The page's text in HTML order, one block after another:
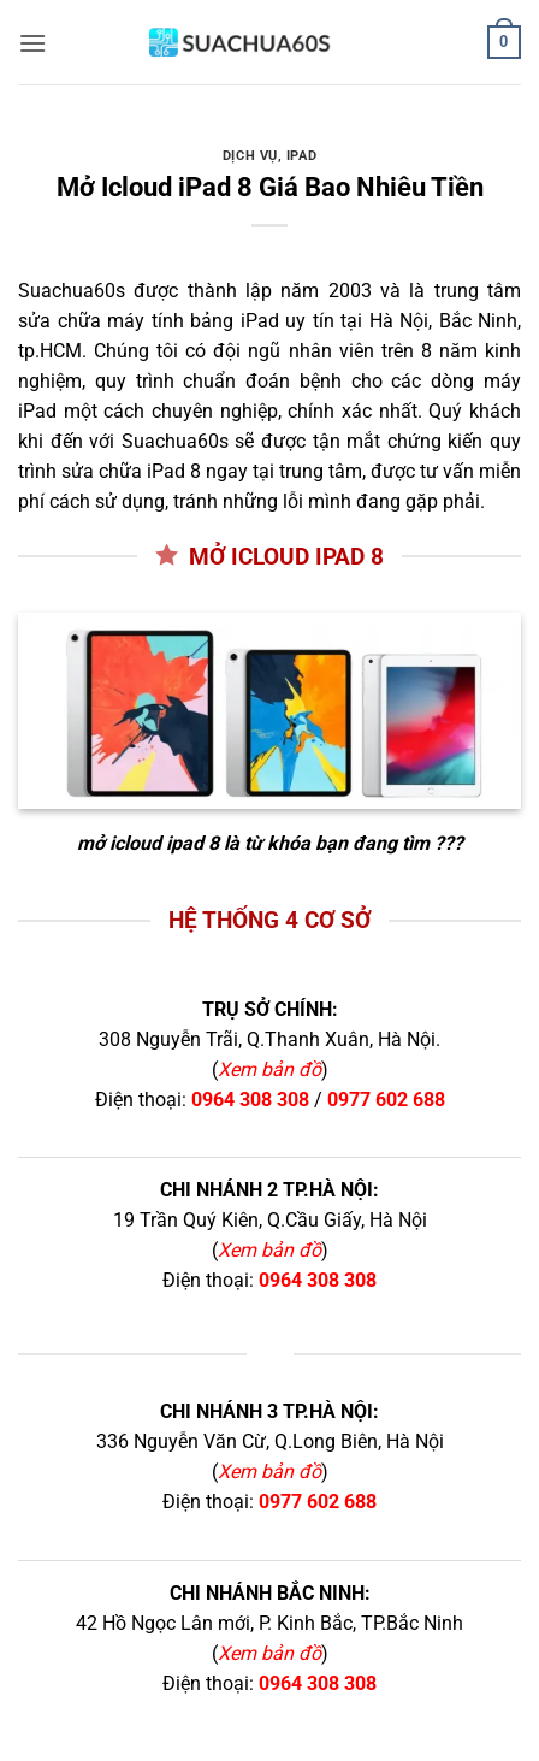
qua
0
DỊCH VỤ, IPAD
Mở Icloud iPad 8 Giá Bao Nhiêu Tiền
Suachua60s được thành lập năm 2003 và là trung tâm
sửa chữa máy tính bảng iPad uy tín tại Hà Nội, Bắc Ninh,
tp.HCM. Chúng tôi có đội ngũ nhân viên trên 8 năm kinh
nghiệm, quy trình chuẩn đoán bệnh cho các dòng máy
iPad một cách chuyên nghiệp, chính xác nhất. Quý khách
khi đến với Suachua60s sẽ được tận mắt chứng kiến quy
trình sửa chữa iPad 8 ngay tại trung tâm, được tư vấn miễn
phí cách sử dụng, tránh những lỗi mình đang gặp phải.
MỞ ICLOUD IPAD 8
mở icloud ipad 8là từ khóa bạn đang tìm ???
HỆ THỐNG 4 CƠ SỞ
TRỤ SỞ CHÍNH:
308 Nguyễn Trãi, Q.Thanh Xuân, Hà Nội.
(Xem bản đồ)
Điện thoại: 0964 308 308/ 0977 602 688
CHI NHÁNH 2 TP.HÀ NỘI:
19 Trần Quý Kiên, Q.Cầu Giấy, Hà Nội
(Xem bản đồ)
Điện thoại: 0964 308 308
CHI NHÁNH 3 TP.HÀ NỘI:
336 Nguyễn Văn Cừ, Q.Long Biên, Hà Nội
(Xem bản đồ)
Điện thoại: 0977 602 688
CHI NHÁNH BẮC NINH:
42 Hồ Ngọc Lân mới, P. Kinh Bắc, TP.Bắc Ninh
(Xem bản đồ)
Điện thoại: 0964 308 308